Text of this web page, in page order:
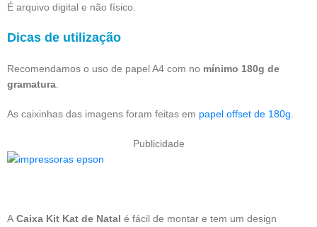
É arquivo digital e não físico.
Dicas de utilização
Recomendamos o uso de papel A4 com no mínimo 180g de
gramatura
As caixinhas das imagens foram feitas em papel offset de 180g
Publicidade
A Caixa Kit Kat de Natal é fácil de montar e tem um design